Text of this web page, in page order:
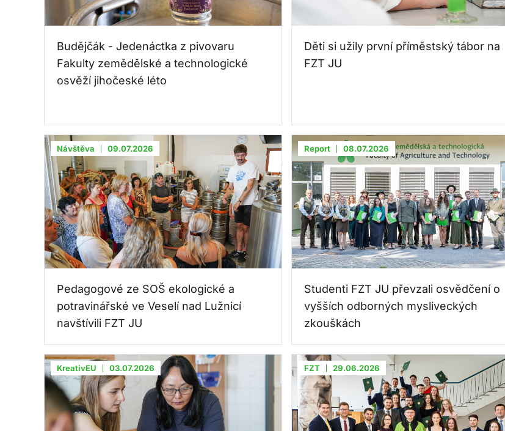
Budějčák - Jedenáctka z pivovaru
Fakulty zemědělské a technologické
osvěží jihočeské léto
Děti si užily první příměstský tábor na
FZT JU
Návštěva 09.07.2026
Pedagogové ze SOŠ ekologické a
potravinářské ve Veselí nad Lužnicí
navštívili FZT JU
Report 08.07.2026
Studenti FZT JU převzali osvědčení o
vyšších odborných mysliveckých
zkouškách
KreativEU 03.07.2026 FZT 29.06.2026